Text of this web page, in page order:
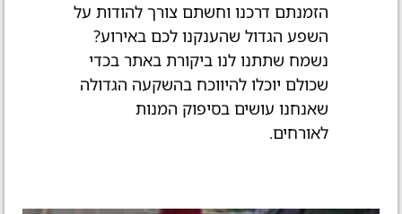
הזמנתם דרכנו וחשתם צורך להודות על
השפע הגדול שהענקנו לכם באירוע?
נשמח שתתנו לנו ביקורת באתר בכדי
שכולם יוכלו להיווכח בהשקעה הגדולה
שאנחנו עושים בסיפוק המנות
לאורחים.